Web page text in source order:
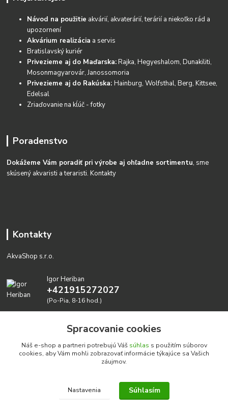
Návod na použitie akvárií, akvaterárií, terárií a niekoľko rád a
upozornení
Akvárium realizácia a servis
Bratislavský kuriér
Privezieme aj do Maďarska:Rajka, Hegyeshalom, Dunakiliti,
Mosonmagyarovár, Janossomoria
Privezieme aj do Rakúska:Hainburg, Wolfsthal, Berg, Kittsee,
Edelsal
Zriaďovanie na kĺúč - fotky
Poradenstvo
Dokážeme Vám poradiť pri výrobe aj ohľadne sortimentu, sme
skúsený akvaristi a teraristi.Kontakty
Kontakty
AkvaShop s.r.o.
Igor Heriban
+421915272027
(Po-Pia, 8-16 hod.)
Realizujeme prírodné akvária: AkvaShop s.r.o. • IBAN:
SK3911000000002947087849
Spracovanie cookies
Náš e-shop a partneri potrebujú Váš súhlas s použitím súborov
cookies, aby Vám mohli zobrazovať informácie týkajúce sa Vašich
záujmov.
Nastavenia Súhlasím